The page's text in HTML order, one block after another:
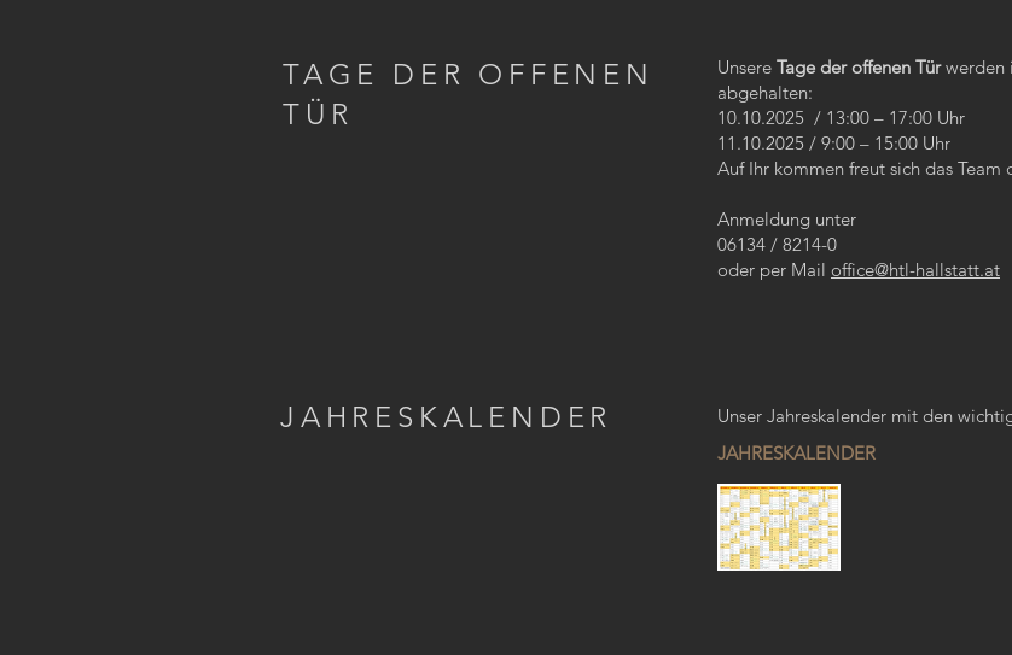
TAGE DER OFFENEN
TÜR
Unsere Tage der offenen Türwerden
abgehalten:
10.10.2025 / 13:00 – 17:00 Uhr
11.10.2025 / 9:00 – 15:00 Uhr
Auf Ihr kommen freut sich das Team
Anmeldung unter
06134 / 8214-0
oder per Mail office@htl-hallstatt.at
JAHRESKALENDER
Unser Jahreskalender mit den
JAHRESKALENDER